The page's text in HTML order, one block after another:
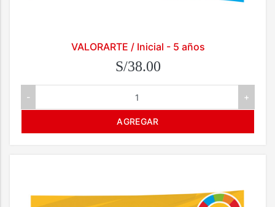
VALORARTE / Inicial - 5 años
S/38.00
- +
AGREGAR